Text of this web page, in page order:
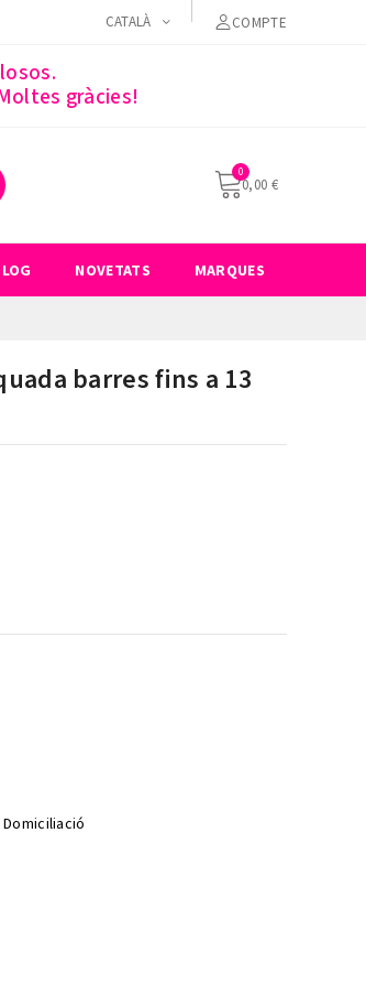
CATALÀ COMPTE
gràcies!
0,00 €
NOVETATS MARQUES
barres fins a 13